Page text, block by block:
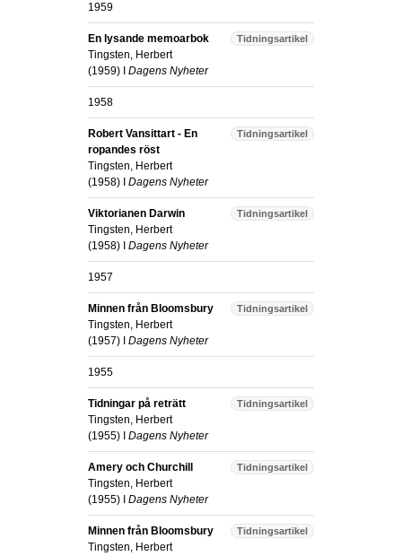
1959
Tidningsartikel
En lysande memoarbok
Tingsten, Herbert
(1959) I Dagens Nyheter
1958
Tidningsartikel
Robert Vansittart - En
ropandes röst
Tingsten, Herbert
(1958) I Dagens Nyheter
Tidningsartikel
Viktorianen Darwin
Tingsten, Herbert
(1958) I Dagens Nyheter
1957
Tidningsartikel
Minnen från Bloomsbury
Tingsten, Herbert
(1957) I Dagens Nyheter
1955
Tidningsartikel
Tidningar på reträtt
Tingsten, Herbert
(1955) I Dagens Nyheter
Tidningsartikel
Amery och Churchill
Tingsten, Herbert
(1955) I Dagens Nyheter
Tidningsartikel
Minnen från Bloomsbury
Tingsten, Herbert